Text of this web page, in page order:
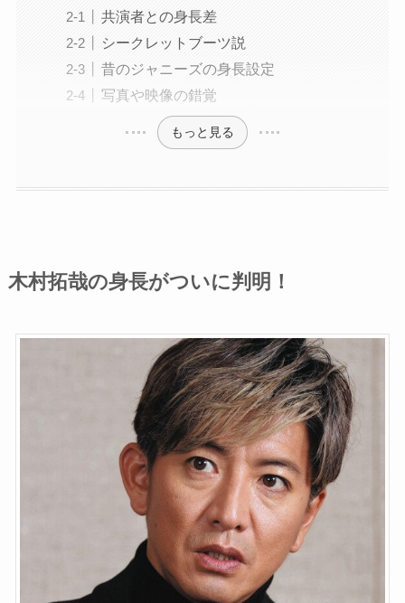
共演者との身長差
シークレットブーツ説
昔のジャニーズの身長設定
写真や映像の錯覚
もっと見る
木村拓哉の身長がついに判明！